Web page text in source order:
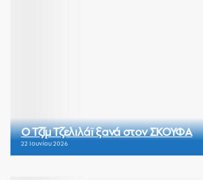
Ο Τζίμ Τζελιλάϊ ξανά στον ΣΚΟΥΦΑ
22 Ιουνίου 2026